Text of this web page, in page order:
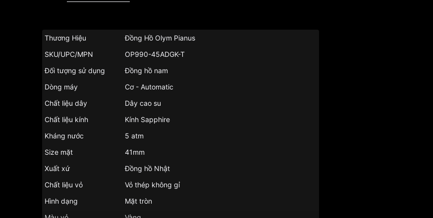
Thương Hiệu
Đồng Hồ Olym Pianus
SKU/UPC/MPN
OP990-45ADGK-T
Đối tượng sử dụng
Đồng hồ nam
Dòng máy
Cơ - Automatic
Chất liệu dây
Dây cao su
Chất liệu kính
Kính Sapphire
Kháng nước
5 atm
Size mặt
41mm
Xuất xứ
Đồng hồ Nhật
Chất liệu vỏ
Vỏ thép không gỉ
Hình dạng
Mặt tròn